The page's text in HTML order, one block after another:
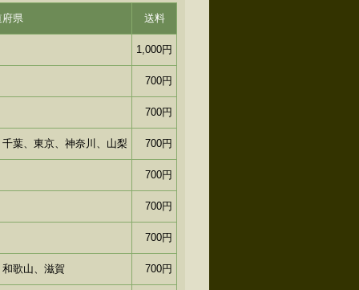
府県 送料
1,000円
700円
700円
葉、東京、神奈川、山梨 700円
700円
700円
700円
歌山、滋賀 700円